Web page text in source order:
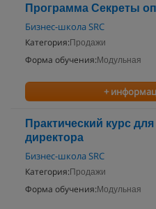
Программа Секреты
Бизнес-школа SRC
Категория: Продажи
Форма обучения: Модульная
+
Практический курс
директора
Бизнес-школа SRC
Категория: Продажи
Форма обучения: Модульная